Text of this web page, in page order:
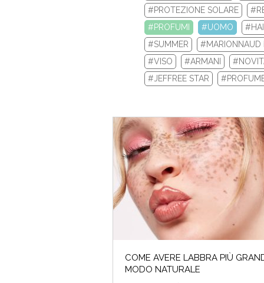
I saldi
#PROTEZIONE SOLARE
#PROFUMI
#UOMO
#SUMMER
#MARIONNAUD
#VISO
#ARMANI
#JEFFREE STAR
COME AVERE LABBRA PIÙ
MODO NATURALE